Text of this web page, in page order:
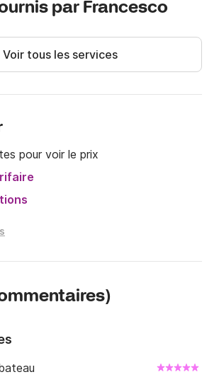
trouverez du matériel de
flottants et tout ce dont vous
un plaisir garanti.
me contacter pour demander des
ce bateau de prestige et
par Francesco
Voir tous les services
pour voir le prix
)